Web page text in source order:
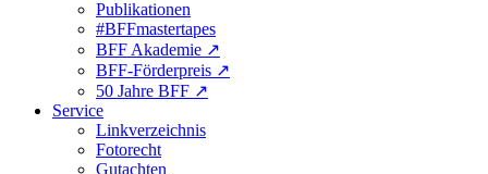
Publikationen
#BFFmastertapes
BFF Akademie ↗︎
BFF-Förderpreis ↗︎
50 Jahre BFF ↗︎
Service
Linkverzeichnis
Fotorecht
Gutachten